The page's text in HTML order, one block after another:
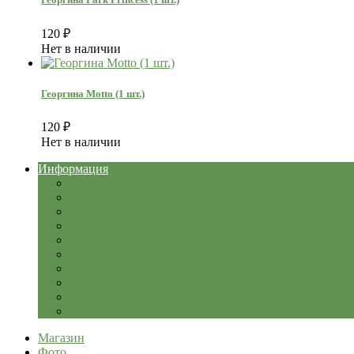
120 ₽
Нет в наличии
Георгина Motto (1 шт.)
120 ₽
Нет в наличии
Информация
Магазин